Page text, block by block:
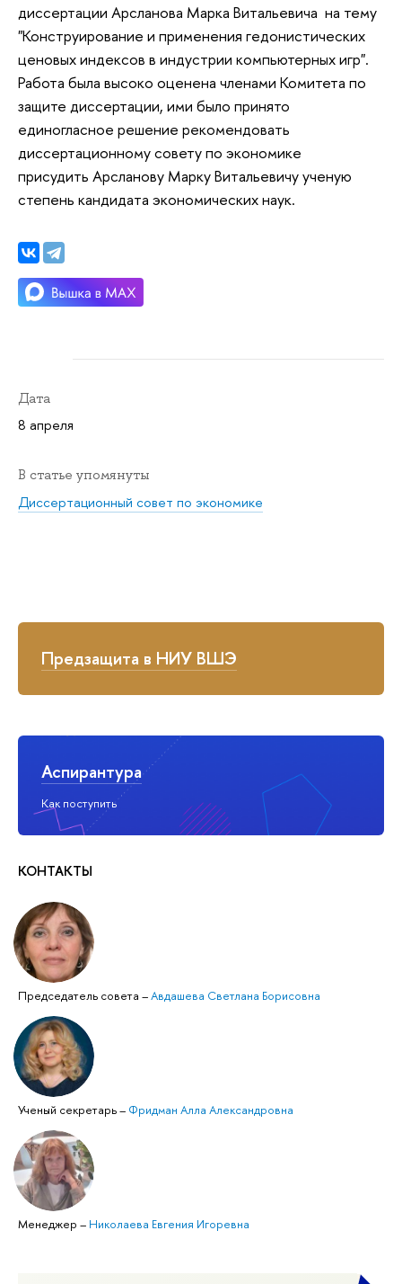
Предзащита в НИУ ВШЭ
Аспирантура
Как поступить
КОНТАКТЫ
Председатель совета –Авдашева Светлана Борисовна
Ученый секретарь– Фридман Алла Александровна
Менеджер – Николаева Евгения Игоревна
диссертации Арсланова Марка Витальевича на тему
"Конструирование и применения гедонистических
ценовых индексов в индустрии компьютерных игр".
Работа была высоко оценена членами Комитета по
защите диссертации, ими было принято
единогласное решение рекомендовать
диссертационному совету по экономике
присудить Арсланову Марку Витальевичуученую
степень кандидата экономических наук.
Дата
8 апреля
В статье упомянуты
Диссертационный совет по экономике